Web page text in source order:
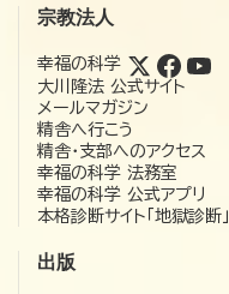
宗教法人
幸福の科学
大川隆法 公式サイト
メールマガジン
精舎へ行こう
精舎・支部へのアクセス
幸福の科学 法務室
幸福の科学 公式アプリ
本格診断サイト「地獄診断」
出版